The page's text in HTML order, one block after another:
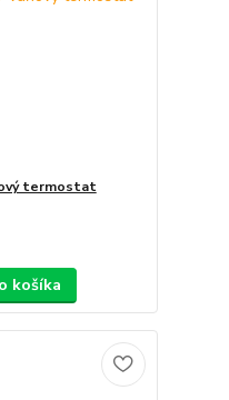
termostat
košíka